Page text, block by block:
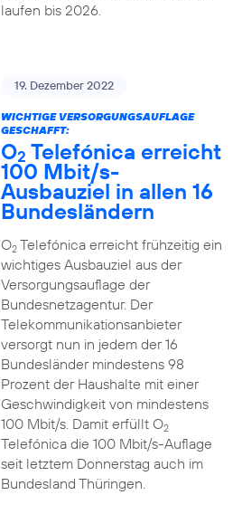
laufen bis 2026.
19. Dezember 2022
WICHTIGE VERSORGUNGSAUFLAGE
GESCHAFFT:
O2 Telefónica erreicht
100 Mbit/s-
Ausbauziel in allen 16
Bundesländern
O2Telefónica erreicht frühzeitig ein
wichtiges Ausbauziel aus der
Versorgungsauflage der
Bundesnetzagentur. Der
Telekommunikationsanbieter
versorgt nun in jedem der 16
Bundesländer mindestens 98
Prozent der Haushalte mit einer
Geschwindigkeit von mindestens
100 Mbit/s. Damit erfüllt O2
Telefónica die 100 Mbit/s-Auflage
seit letztem Donnerstag auch im
Bundesland Thüringen.